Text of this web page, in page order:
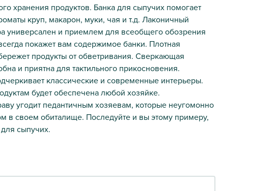
хранения продуктов. Банка для сыпучих помогает
круп, макарон, муки, чая и т.д. Лаконичный
универсален и приемлем для всеобщего обозрения
покажет вам содержимое банки. Плотная
продукты от обветривания. Сверкающая
и приятна для тактильного прикосновения.
классические и современные интерьеры.
будет обеспечена любой хозяйке.
угодит педантичным хозяевам, которые неугомонно
в своем обиталище. Последуйте и вы этому примеру,
сыпучих.